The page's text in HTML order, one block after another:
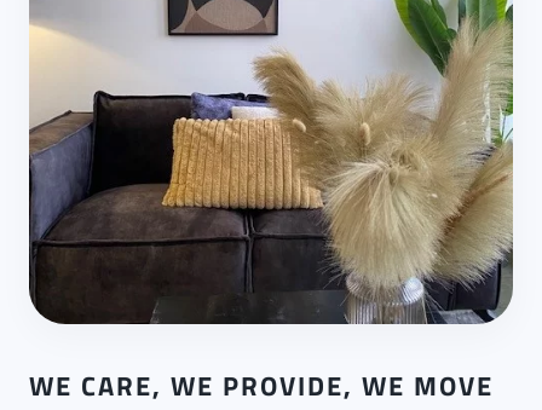
WE CARE, WE PROVIDE, WE MOVE